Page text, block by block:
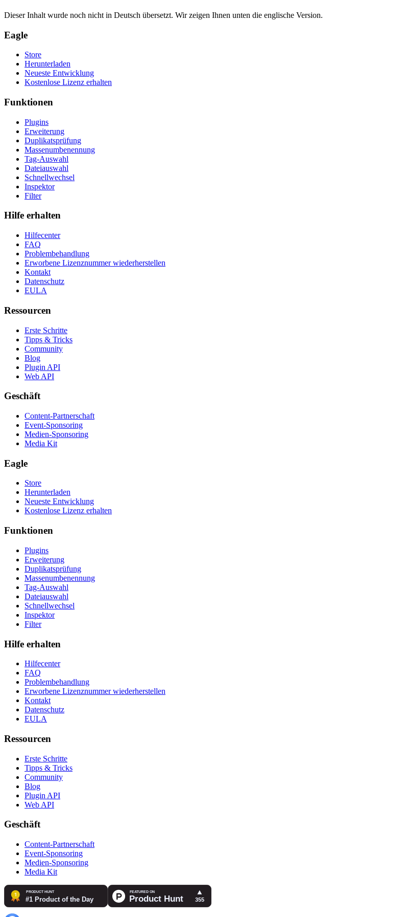
Dieser Inhalt wurde noch nicht in Deutsch übersetzt. Wir zeigen Ihnen unten die englische Version.
Eagle
Store
Herunterladen
Neueste Entwicklung
Kostenlose Lizenz erhalten
Funktionen
Plugins
Erweiterung
Duplikatsprüfung
Massenumbenennung
Tag-Auswahl
Dateiauswahl
Schnellwechsel
Inspektor
Filter
Hilfe erhalten
Hilfecenter
FAQ
Problembehandlung
Erworbene Lizenznummer wiederherstellen
Kontakt
Datenschutz
EULA
Ressourcen
Erste Schritte
Tipps & Tricks
Community
Blog
Plugin API
Web API
Geschäft
Content-Partnerschaft
Event-Sponsoring
Medien-Sponsoring
Media Kit
Eagle
Store
Herunterladen
Neueste Entwicklung
Kostenlose Lizenz erhalten
Funktionen
Plugins
Erweiterung
Duplikatsprüfung
Massenumbenennung
Tag-Auswahl
Dateiauswahl
Schnellwechsel
Inspektor
Filter
Hilfe erhalten
Hilfecenter
FAQ
Problembehandlung
Erworbene Lizenznummer wiederherstellen
Kontakt
Datenschutz
EULA
Ressourcen
Erste Schritte
Tipps & Tricks
Community
Blog
Plugin API
Web API
Geschäft
Content-Partnerschaft
Event-Sponsoring
Medien-Sponsoring
Media Kit